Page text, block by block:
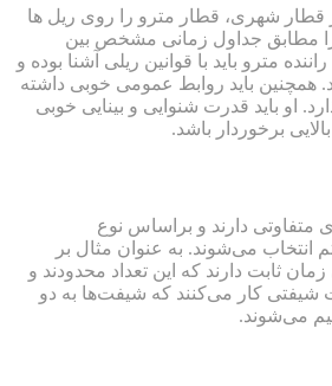
قطار شهری، قطار مترو را روی ریل ها
مطابق جداول زمانی مشخص بین
مترو باید با قوانین ریلی آشنا بوده و
همچنین باید روابط عمومی خوبی داشته
. او باید قدرت شنوایی و بینایی خوبی
برخوردار باشد.
دارند و براساس نوع
روحیات‌شان و نیاز سیستم انتخاب می‌‎شوند. به عنوان مثال بر
ثابت دارند که این تعداد محدودند و
بقیه راهبر‌ها هم به صورت شیفتی کار می‌‎کنند که شیفت‌ها به دو